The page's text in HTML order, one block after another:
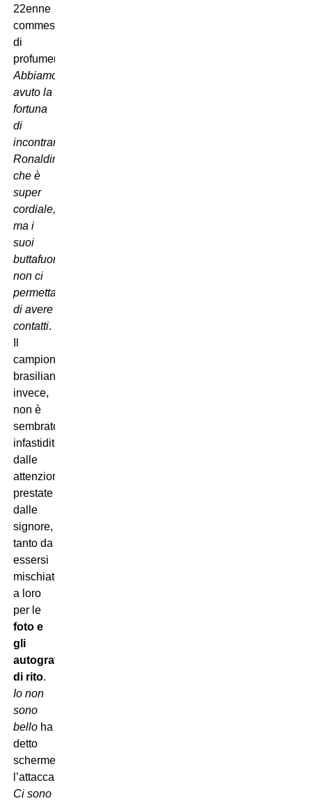
22enne
commessa
di
profumeria
Abbiamo
avuto la
fortuna
di
incontrare
Ronaldinho
che è
super
cordiale,
ma i
suoi
buttafuori
non ci
permettano
di avere
contatti.
campione
brasiliano,
invece,
non è
sembrato
infastidito
dalle
attenzioni
prestate
dalle
signore,
tanto da
essersi
mischiato
a loro
per le
foto e
gli
autografi
di rito.
Io non
sono
bello ha
detto
schermendosi
l’attaccante
Ci sono